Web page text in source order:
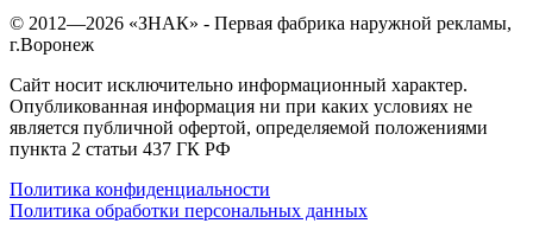
© 2012—2026 «ЗНАК» - Первая фабрика наружной рекламы,
г.Воронеж
Сайт носит исключительно информационный характер.
Опубликованная информация ни при каких условиях не
является публичной офертой, определяемой положениями
пункта 2 статьи 437 ГК РФ
Политика конфиденциальности
Политика обработки персональных данных